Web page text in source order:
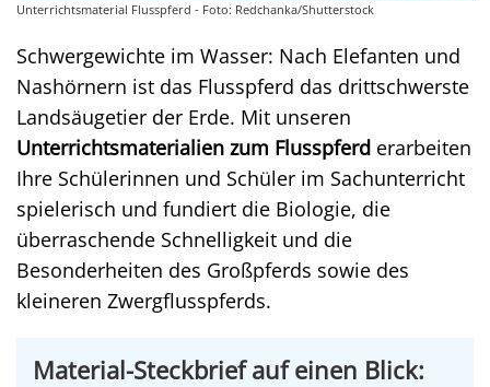
Unterrichtsmaterial Flusspferd - Foto: Redchanka/Shutterstock
Schwergewichte im Wasser: Nach Elefanten und
Nashörnern ist das Flusspferd das drittschwerste
Landsäugetier der Erde. Mit unseren
Unterrichtsmaterialien zum Flusspferd erarbeiten
Ihre Schülerinnen und Schüler im Sachunterricht
spielerisch und fundiert die Biologie, die
überraschende Schnelligkeit und die
Besonderheiten des Großpferds sowie des
kleineren Zwergflusspferds.
Material-Steckbrief auf einen Blick: